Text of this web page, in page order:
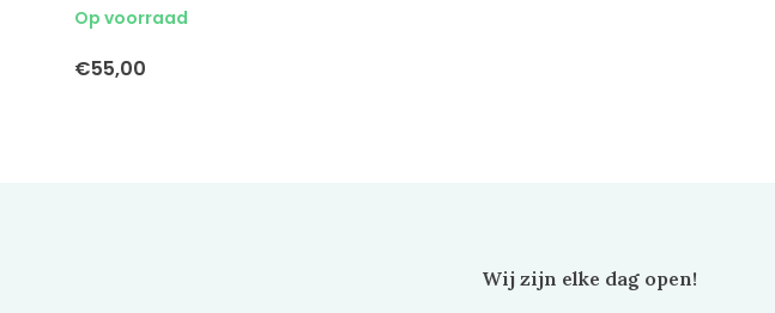
Op voorraad
€55,00
Wij zijn elke dag open!